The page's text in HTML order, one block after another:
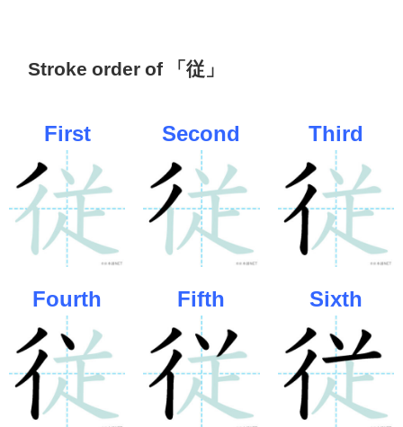
Stroke order of 「従」
First Second Third
Fourth Fifth Sixth